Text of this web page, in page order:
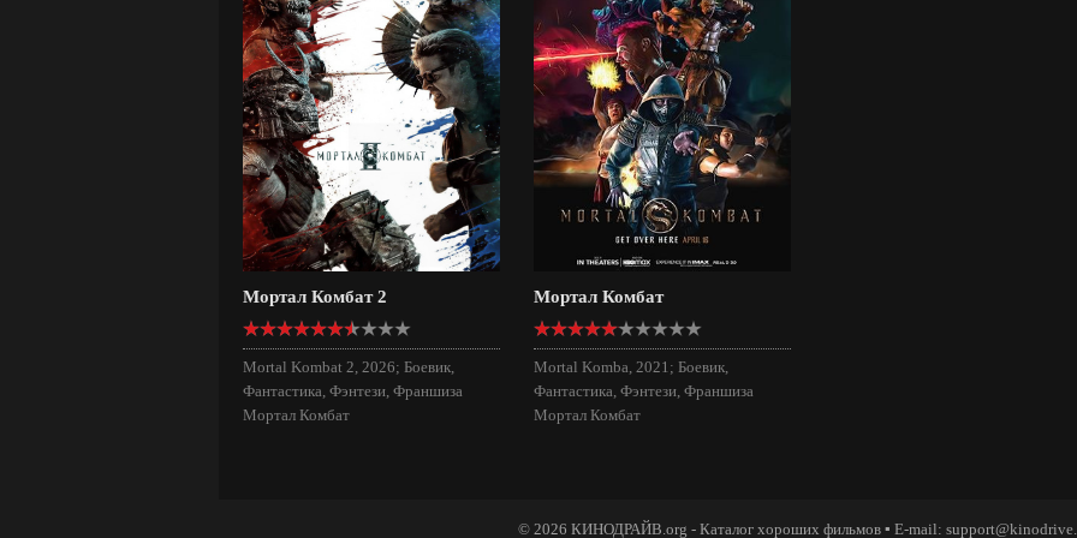
Мортал Комбат 2
Mortal Kombat 2, 2026; Боевик,
Фантастика, Фэнтези, Франшиза
Мортал Комбат
Мортал Комбат
Mortal Komba, 2021; Боевик,
Фантастика, Фэнтези, Франшиза
Мортал Комбат
© 2026 КИНОДРАЙВ.org - Каталог хороших фильмов ▪ E-mail: